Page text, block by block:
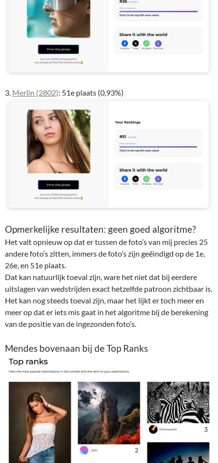
3. Merlin (2802): 51e plaats (0,93%)
Opmerkelijke resultaten: geen goed algoritme?
Het valt opnieuw op dat er tussen de foto’s van mij precies 25
andere foto’s zitten, immers de foto’s zijn geëindigd op de 1e,
26e, en 51e plaats.
Dat kan natuurlijk toeval zijn, ware het niet dat bij eerdere
uitslagen van wedstrijden exact hetzelfde patroon zichtbaar is.
Het kan nog steeds toeval zijn, maar het lijkt er toch meer en
meer op dat er iets mis gaat in het algoritme bij de berekening
van de positie van de ingezonden foto’s.
Mendes bovenaan bij de Top Ranks